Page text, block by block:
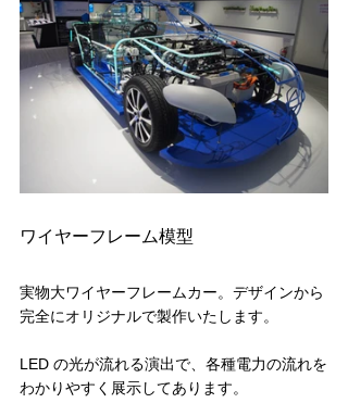
ワイヤーフレーム模型
実物大ワイヤーフレームカー。デザインから
完全にオリジナルで製作いたします。
LED の光が流れる演出で、各種電力の流れを
わかりやすく展示してあります。